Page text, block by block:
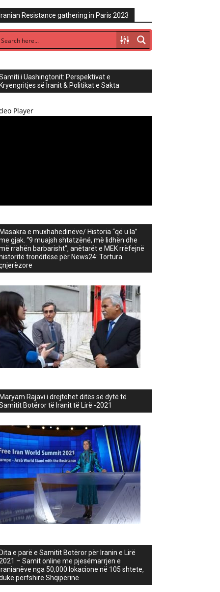
Resistance gathering in Paris 2023
i Uashingtonit: Perspektivat e
së Iranit & Politikat e Sakta
Player
e muxhahedinëve/ Historia “që u la”
gjak. “9 muajsh shtatzënë, më lidhën dhe
rrahën barbarisht”, anëtarët e MEK rrëfejnë
tronditëse për News24: Tortura
Rajavi i drejtohet ditës së dytë të
Botëror të Iranit të Lirë -2021
e parë e Samitit Botëror për Iranin e Lirë
– Samit online me pjesëmarrjen e
nga 50,000 lokacione në 105 shtete,
përfshirë Shqipërinë